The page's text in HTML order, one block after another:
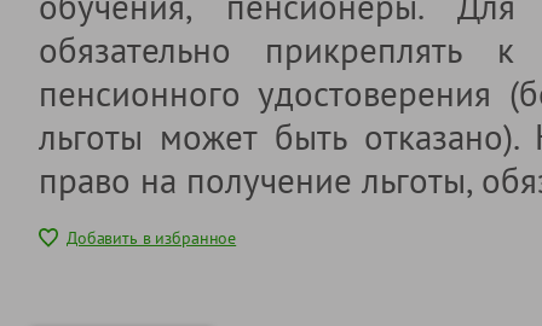
обязательно прикреплять
пенсионного удостоверения
льготы может быть
право на получение льготы,
Добавить в избранное